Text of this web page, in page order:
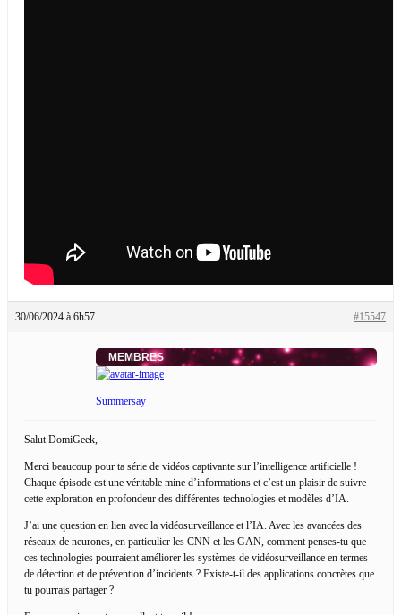
30/06/2024 à 6h57 #15547
MEMBRES
Summersay
Salut DomiGeek,
Merci beaucoup pour ta série de vidéos captivante sur l’intelligence artificielle !
Chaque épisode est une véritable mine d’informations et c’est un plaisir de suivre
cette exploration en profondeur des différentes technologies et modèles d’IA.
J’ai une question en lien avec la vidéosurveillance et l’IA. Avec les avancées des
réseaux de neurones, en particulier les CNN et les GAN, comment penses-tu que
ces technologies pourraient améliorer les systèmes de vidéosurveillance en termes
de détection et de prévention d’incidents ? Existe-t-il des applications concrètes que
tu pourrais partager ?